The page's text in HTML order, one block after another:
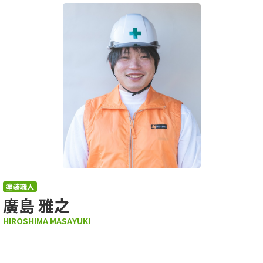
塗装職人
廣島 雅之
HIROSHIMA MASAYUKI